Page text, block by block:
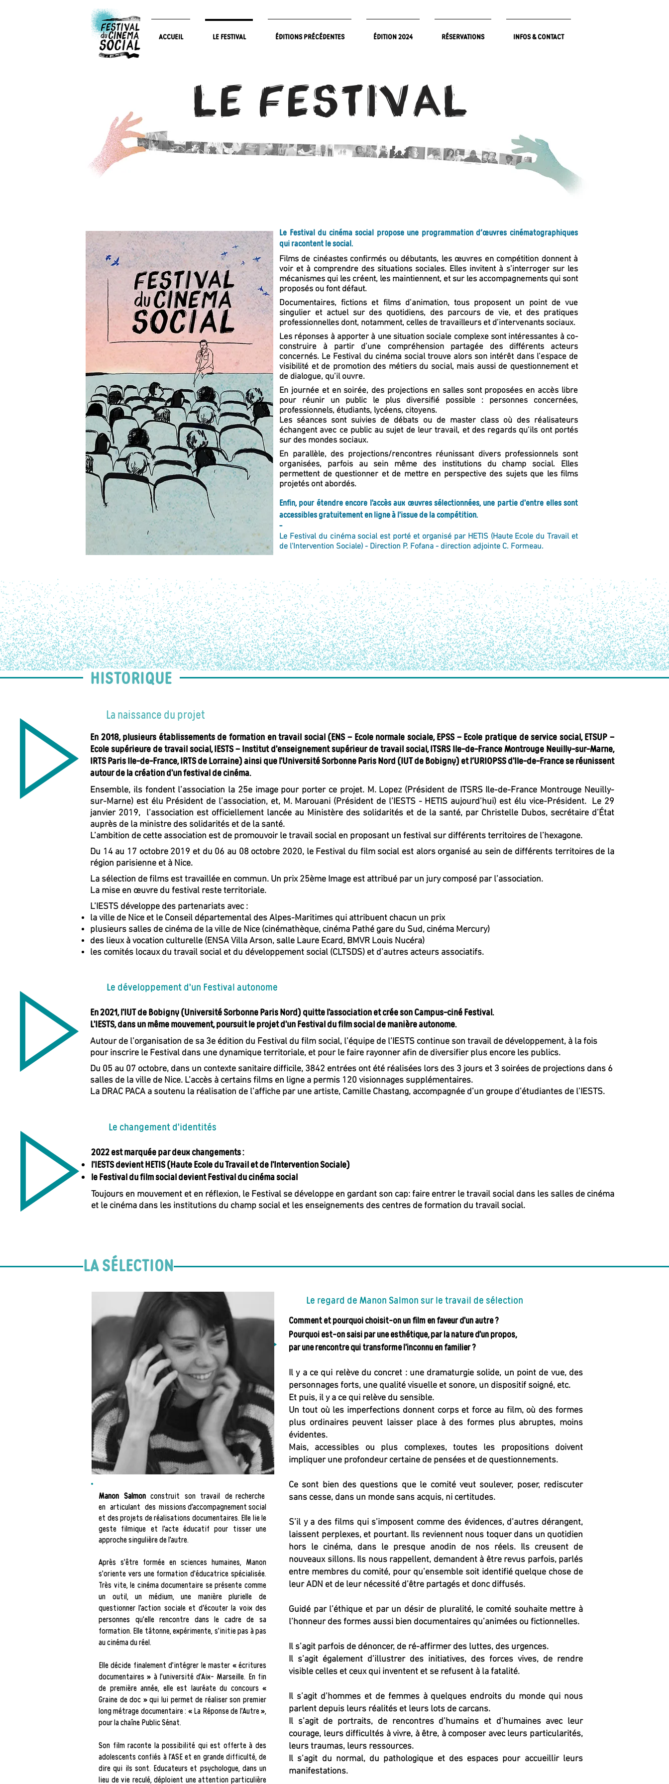
ACCUEIL LE FESTIVAL ÉDITIONS PRÉCÉDENTES ÉDITION 2024 RÉSERVATIONS INFOS & CONTACT
LE FESTIVAL
Le Festival du cinéma social propose une programmation d'œuvres cinématographiques
qui racontent le social.
Films de cinéastes confirmés ou débutants, les œuvres en compétition donnent à
voir et à comprendre des situations sociales. Elles invitent à s’interroger sur les
mécanismes qui les créent, les maintiennent, et sur les accompagnements qui sont
proposés ou font défaut.
Documentaires, fictions et films d’animation, tous proposent un point de vue
singulier et actuel sur des quotidiens, des parcours de vie, et des pratiques
professionnelles dont, notamment, celles de travailleurs et d’intervenants sociaux.
Les réponses à apporter à une situation sociale complexe sont intéressantes à co-
construire à partir d’une compréhension partagée des différents acteurs
concernés. Le Festival du cinéma social trouve alors son intérêt dans l’espace de
visibilité et de promotion des métiers du social, mais aussi de questionnement et
de dialogue, qu’il ouvre.
En journée et en soirée, des projections en salles sont proposées en accès libre
pour réunir un public le plus diversifié possible : personnes concernées,
professionnels, étudiants, lycéens, citoyens.
Les séances sont suivies de débats ou de master class où des réalisateurs
échangent avec ce public au sujet de leur travail, et des regards qu’ils ont portés
sur des mondes sociaux.
En parallèle, des projections/rencontres réunissant divers professionnels sont
organisées, parfois au sein même des institutions du champ social. Elles
permettent de questionner et de mettre en perspective des sujets que les films
projetés ont abordés.
Enfin, pour étendre encore l’accès aux œuvres sélectionnées, une partie d’entre elles sont
accessibles gratuitement en ligne à l’issue de la compétition.
-
Le Festival du cinéma social est porté et organisé par HETIS (Haute Ecole du Travail et
de l'Intervention Sociale) - Direction P. Fofana - direction adjointe C. Formeau.
HISTORIQUE
La naissance du projet
En 2018, plusieurs établissements de formation en travail social (ENS – Ecole normale sociale, EPSS – Ecole pratique de service social, ETSUP –
Ecole supérieure de travail social, IESTS – Institut d’enseignement supérieur de travail social, ITSRS Ile-de-France Montrouge Neuilly-sur-Marne,
IRTS Paris Ile-de-France, IRTS de Lorraine) ainsi que l’Université Sorbonne Paris Nord (IUT de Bobigny) et l'URIOPSS d’Ile-de-France se réunissent
autour de la création d’un festival de cinéma.
Ensemble, ils fondent l’association la 25e image pour porter ce projet. M. Lopez (Président de ITSRS Ile-de-France Montrouge Neuilly-
sur-Marne) est élu Président de l’association, et, M. Marouani (Président de l’IESTS - HETIS aujourd’hui) est élu vice-Président. Le 29
janvier 2019, l’association est officiellement lancée au Ministère des solidarités et de la santé, par Christelle Dubos, secrétaire d’État
auprès de la ministre des solidarités et de la santé.
L’ambition de cette association est de promouvoir le travail social en proposant un festival sur différents territoires de l’hexagone.
Du 14 au 17 octobre 2019 et du 06 au 08 octobre 2020, le Festival du film social est alors organisé au sein de différents territoires de la
région parisienne et à Nice.
La sélection de films est travaillée en commun. Un prix 25ème Image est attribué par un jury composé par l’association.
La mise en œuvre du festival reste territoriale.
L’IESTS développe des partenariats avec :
la ville de Nice et le Conseil départemental des Alpes-Maritimes qui attribuent chacun un prix
plusieurs salles de cinéma de la ville de Nice (cinémathèque, cinéma Pathé gare du Sud, cinéma Mercury)
des lieux à vocation culturelle (ENSA Villa Arson, salle Laure Ecard, BMVR Louis Nucéra)
les comités locaux du travail social et du développement social (CLTSDS) et d’autres acteurs associatifs.
Le développement d’un Festival autonome
En 2021, l’IUT de Bobigny (Université Sorbonne Paris Nord) quitte l’association et crée son Campus-ciné Festival.
L’IESTS, dans un même mouvement, poursuit le projet d’un Festival du film social de manière autonome.
Autour de l’organisation de sa 3e édition du Festival du film social, l’équipe de l’IESTS continue son travail de développement, à la fois
pour inscrire le Festival dans une dynamique territoriale, et pour le faire rayonner afin de diversifier plus encore les publics.
Du 05 au 07 octobre, dans un contexte sanitaire difficile, 3842 entrées ont été réalisées lors des 3 jours et 3 soirées de projections dans 6
salles de la ville de Nice. L’accès à certains films en ligne a permis 120 visionnages supplémentaires.
La DRAC PACA a soutenu la réalisation de l’affiche par une artiste, Camille Chastang, accompagnée d’un groupe d’étudiantes de l’IESTS.
Le changement d’identités
2022 est marquée par deux changements :
l’IESTS devient HETIS (Haute Ecole du Travail et de l’Intervention Sociale)
le Festival du film social devient Festival du cinéma social
Toujours en mouvement et en réflexion, le Festival se développe en gardant son cap: faire entrer le travail social dans les salles de cinéma
et le cinéma dans les institutions du champ social et les enseignements des centres de formation du travail social.
Le regard de Manon Salmon sur le travail de sélection
Manon Salmonconstruit son travail de recherche
en articulant des missions d’accompagnement social
et des projets de réalisations documentaires. Elle lie le
geste filmique et l’acte éducatif pour tisser une
approche singulière de l’autre.
Après s’être formée en sciences humaines, Manon
s’oriente vers une formation d’éducatrice spécialisée.
Très vite, le cinéma documentaire se présente comme
un outil, un médium, une manière plurielle de
questionner l’action sociale et d'écouter la voix des
personnes qu’elle rencontre dans le cadre de sa
formation. Elle tâtonne, expérimente, s’initie pas à pas
au cinéma du réel.
Elle décide finalement d’intégrer le master « écritures
documentaires » à l’université d’Aix- Marseille. En fin
de première année, elle est lauréate du concours «
Graine de doc » qui lui permet de réaliser son premier
long métrage documentaire : « La Réponse de l’Autre »,
pour la chaîne Public Sénat.
Son film raconte la possibilité qui est offerte à des
adolescents confiés à l’ASE et en grande difficulté, de
dire qui ils sont. Educateurs et psychologue, dans un
lieu de vie reculé, déploient une attention particulière
Comment et pourquoi choisit-on un film en faveur d’un autre ?
Pourquoi est-on saisi par une esthétique, par la nature d’un propos,
par une rencontre qui transforme l’inconnu en familier ?
Il y a ce qui relève du concret : une dramaturgie solide, un point de vue, des
personnages forts, une qualité visuelle et sonore, un dispositif soigné, etc.
Et puis, il y a ce qui relève du sensible.
Un tout où les imperfections donnent corps et force au film, où des formes
plus ordinaires peuvent laisser place à des formes plus abruptes, moins
évidentes.
Mais, accessibles ou plus complexes, toutes les propositions doivent
impliquer une profondeur certaine de pensées et de questionnements.
Ce sont bien des questions que le comité veut soulever, poser, rediscuter
sans cesse, dans un monde sans acquis, ni certitudes.
S’il y a des films qui s’imposent comme des évidences, d’autres dérangent,
laissent perplexes, et pourtant. Ils reviennent nous toquer dans un quotidien
hors le cinéma, dans le presque anodin de nos réels. Ils creusent de
nouveaux sillons. Ils nous rappellent, demandent à être revus parfois, parlés
entre membres du comité, pour qu’ensemble soit identifié quelque chose de
leur ADN et de leur nécessité d’être partagés et donc diffusés.
Guidé par l’éthique et par un désir de pluralité, le comité souhaite mettre à
l’honneur des formes aussi bien documentaires qu’animées ou fictionnelles.
Il s’agit parfois de dénoncer, de ré-affirmer des luttes, des urgences.
Il s’agit également d’illustrer des initiatives, des forces vives, de rendre
visible celles et ceux qui inventent et se refusent à la fatalité.
Il s’agit d’hommes et de femmes à quelques endroits du monde qui nous
parlent depuis leurs réalités et leurs lots de carcans.
Il s’agit de portraits, de rencontres d’humains et d’humaines avec leur
courage, leurs difficultés à vivre, à être, à composer avec leurs particularités,
leurs traumas, leurs ressources.
Il s’agit du normal, du pathologique et des espaces pour accueillir leurs
manifestations.
LA SÉLECTION